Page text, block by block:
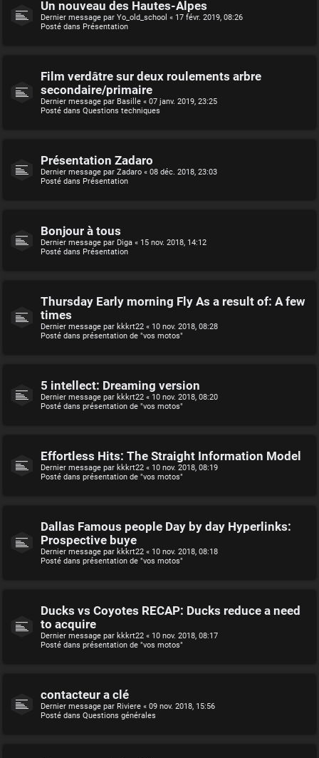
Un nouveau des Hautes-Alpes
Dernier message par Yo_old_school « 17 févr. 2019, 08:26
Posté dans Présentation
Film verdâtre sur deux roulements arbre
secondaire/primaire
Dernier message par Basille « 07 janv. 2019, 23:25
Posté dans Questions techniques
Présentation Zadaro
Dernier message par Zadaro « 08 déc. 2018, 23:03
Posté dans Présentation
Bonjour à tous
Dernier message par Diga « 15 nov. 2018, 14:12
Posté dans Présentation
Thursday Early morning Fly As a result of: A few
times
Dernier message par kkkrt22 « 10 nov. 2018, 08:28
Posté dans présentation de "vos motos"
5 intellect: Dreaming version
Dernier message par kkkrt22 « 10 nov. 2018, 08:20
Posté dans présentation de "vos motos"
Effortless Hits: The Straight Information Model
Dernier message par kkkrt22 « 10 nov. 2018, 08:19
Posté dans présentation de "vos motos"
Dallas Famous people Day by day Hyperlinks:
Prospective buye
Dernier message par kkkrt22 « 10 nov. 2018, 08:18
Posté dans présentation de "vos motos"
Ducks vs Coyotes RECAP: Ducks reduce a need
to acquire
Dernier message par kkkrt22 « 10 nov. 2018, 08:17
Posté dans présentation de "vos motos"
contacteur a clé
Dernier message par Riviere « 09 nov. 2018, 15:56
Posté dans Questions générales